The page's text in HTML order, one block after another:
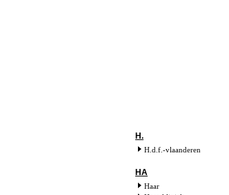
H.
H.d.f.-vlaanderen
HA
Haar